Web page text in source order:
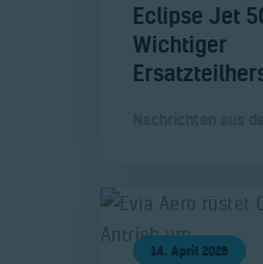
​Eclipse Jet
Wichtiger
14. April 2026